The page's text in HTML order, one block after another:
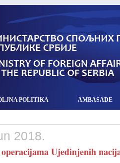
POLITIKA AMBASADE
2018.
Ujedinjenih